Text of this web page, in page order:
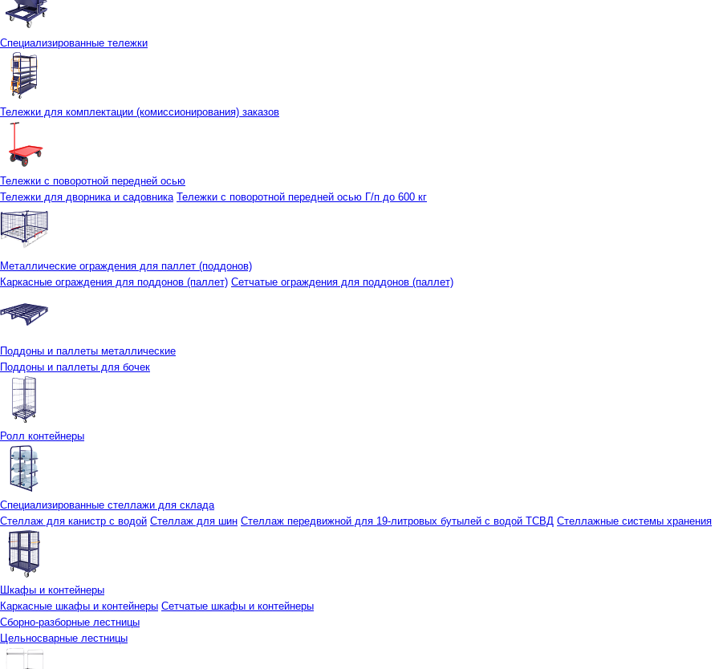
Специализированные тележки
Тележки для комплектации (комиссионирования) заказов
Тележки с поворотной передней осью
Тележки для дворника и садовника Тележки с поворотной передней осью Г/п до 600 кг
Металлические ограждения для паллет (поддонов)
Каркасные ограждения для поддонов (паллет) Сетчатые ограждения для поддонов (паллет)
Поддоны и паллеты металлические
Поддоны и паллеты для бочек
Ролл контейнеры
Специализированные стеллажи для склада
Стеллаж для канистр с водой Стеллаж для шин Стеллаж передвижной для 19-литровых бутылей с водой ТСВД Стеллажные системы хранения
Шкафы и контейнеры
Каркасные шкафы и контейнеры Сетчатые шкафы и контейнеры
Сборно-разборные лестницы
Цельносварные лестницы